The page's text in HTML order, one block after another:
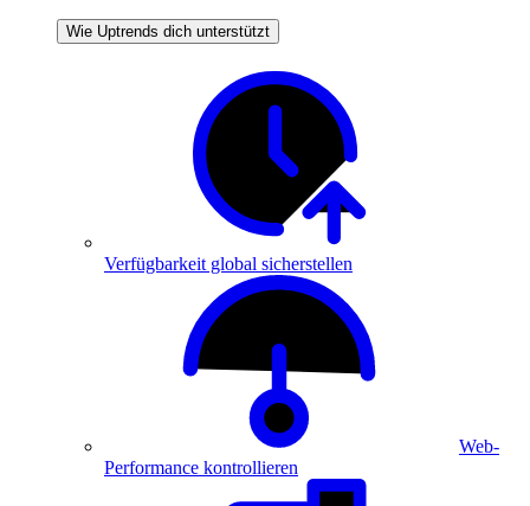
Wie Uptrends dich unterstützt
Verfügbarkeit global sicherstellen
Web-
Performance kontrollieren